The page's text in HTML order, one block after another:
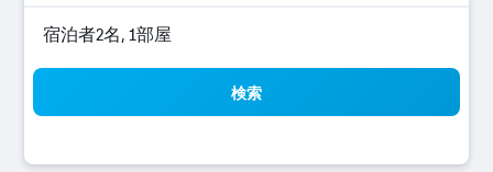
宿泊者2名, 1​部屋
検索